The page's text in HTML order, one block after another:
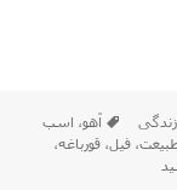
زمین
برچسب‌ها
آهو، اسب
،فیل،قورباغه،
از حیات وحش کره زمین